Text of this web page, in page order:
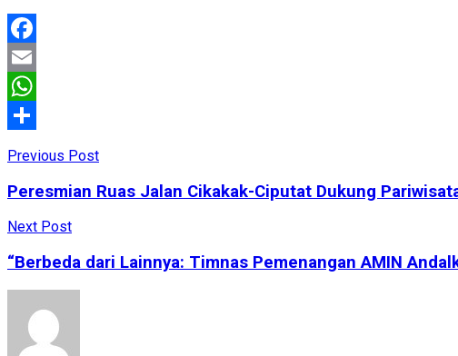
Facebook
Email
WhatsApp
Previous Post
Peresmian Ruas Jalan Cikakak-Ciputat Dukung
Next Post
“Berbeda dari Lainnya: Timnas Pemenangan AMIN